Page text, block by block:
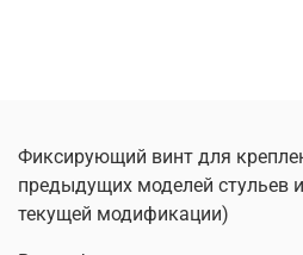
Фиксирующий винт для
предыдущих моделей стульев и
текущей модификации)